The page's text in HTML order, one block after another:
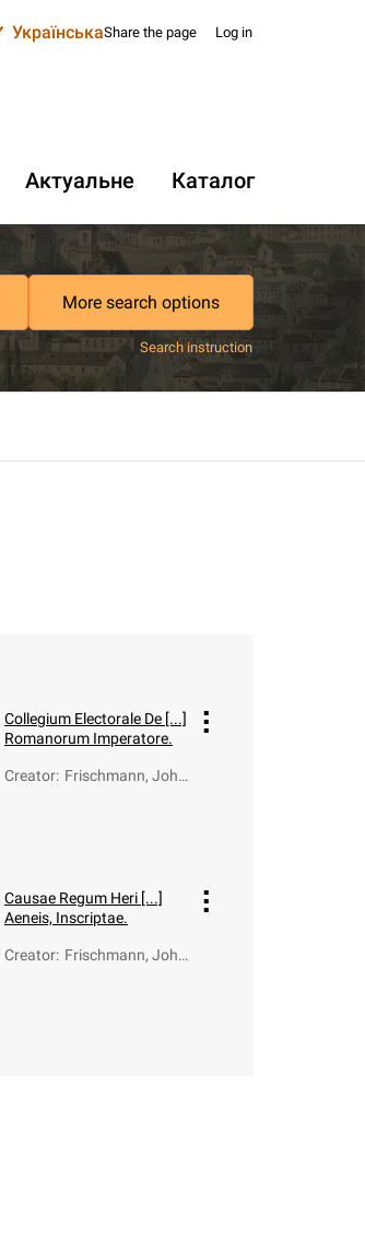
УкраїнськаShare the page Log in
Актуальне Каталог
More search options
Search instruction
Collegium Electorale De [...]
Romanorum Imperatore.
Creator: Frischmann, Joha
Causae Regum Heri [...]
Aeneis, Inscriptae.
Creator: Frischmann, Joha